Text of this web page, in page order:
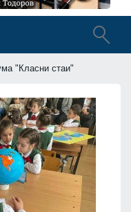
"Класни стаи"